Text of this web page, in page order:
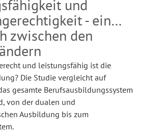
und
- ein
zwischen den
und leistungsfähig ist die
Die Studie vergleicht auf
gesamte Berufsausbildungssystem
von der dualen und
Ausbildung bis zum